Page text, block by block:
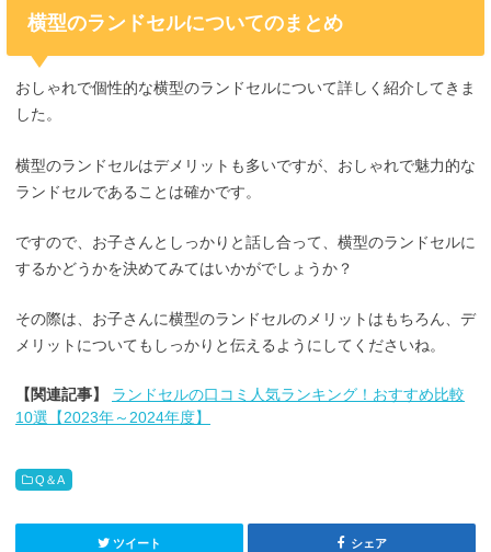
横型のランドセルについてのまとめ
おしゃれで個性的な横型のランドセルについて詳しく紹介してきま
した。
横型のランドセルはデメリットも多いですが、おしゃれで魅力的な
ランドセルであることは確かです。
ですので、お子さんとしっかりと話し合って、横型のランドセルに
するかどうかを決めてみてはいかがでしょうか？
その際は、お子さんに横型のランドセルのメリットはもちろん、デ
メリットについてもしっかりと伝えるようにしてくださいね。
【関連記事】
ランドセルの口コミ人気ランキング！おすすめ比較
10選【2023年～2024年度】
Q＆A
ツイート シェア